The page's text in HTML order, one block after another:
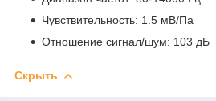
Чувствительность: 1.5 мВ/Па
Отношение сигнал/шум: 103 дБ
Скрыть